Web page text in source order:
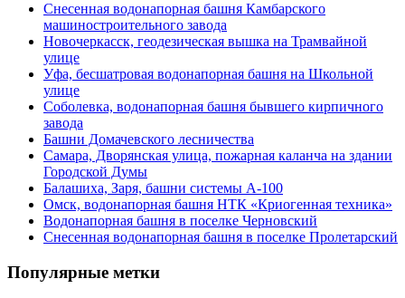
Снесенная водонапорная башня Камбарского
машиностроительного завода
Новочеркасск, геодезическая вышка на Трамвайной
улице
Уфа, бесшатровая водонапорная башня на Школьной
улице
Соболевка, водонапорная башня бывшего кирпичного
завода
Башни Домачевского лесничества
Самара, Дворянская улица, пожарная каланча на здании
Городской Думы
Балашиха, Заря, башни системы А-100
Омск, водонапорная башня НТК «Криогенная техника»
Водонапорная башня в поселке Черновский
Снесенная водонапорная башня в поселке Пролетарский
Популярные метки